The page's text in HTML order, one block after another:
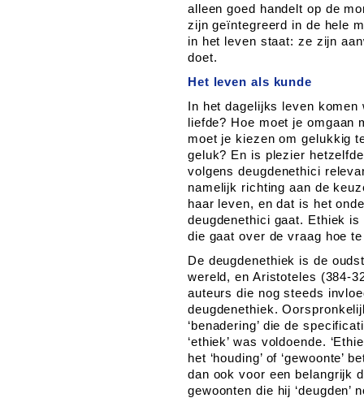
alleen goed handelt op de
zijn geïntegreerd in de hele
in het leven staat: ze zijn
doet.
Het leven als kunde
In het dagelijks leven
liefde? Hoe moet je
moet je kiezen om gelukkig
geluk? En is plezier
volgens deugdenethici
namelijk richting aan de
haar leven, en dat is het
deugdenethici gaat. Ethiek
die gaat over de vraag hoe
De deugdenethiek is de
wereld, en Aristoteles (384-
auteurs die nog steeds
deugdenethiek.
‘benadering’ die de
‘ethiek’ was voldoende.
het ‘houding’ of ‘gewoonte’
dan ook voor een belangrijk
gewoonten die hij ‘deugden’